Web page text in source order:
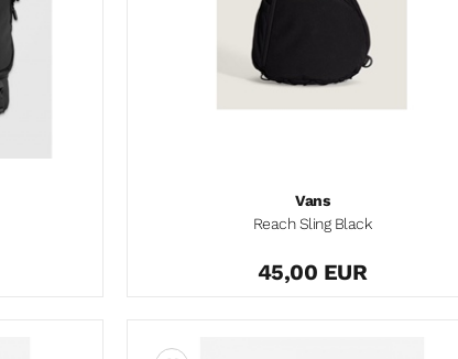
Vans
Reach Sling Black
45,00 EUR